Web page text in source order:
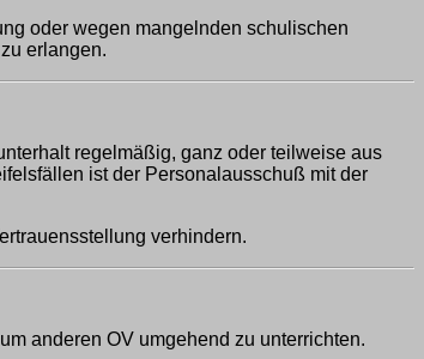
oder wegen mangelnden schulischen
erlangen.
regelmäßig, ganz oder teilweise aus
ist der Personalausschuß mit der
verhindern.
anderen OV umgehend zu unterrichten.